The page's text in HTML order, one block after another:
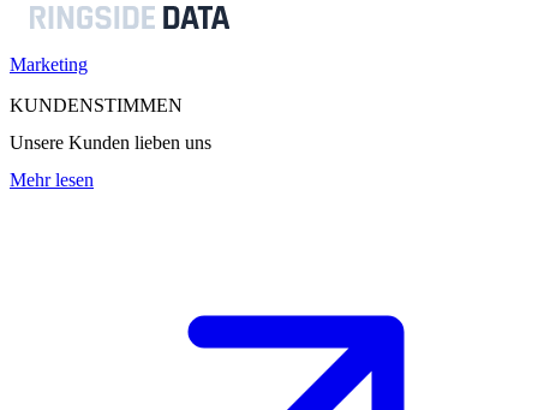
Marketing
KUNDENSTIMMEN
Unsere Kunden lieben uns
Mehr lesen